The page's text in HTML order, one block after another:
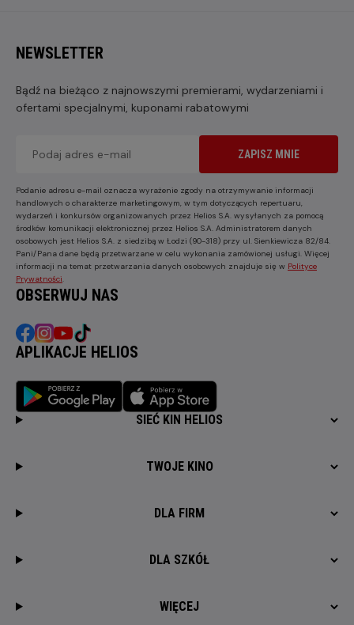
NEWSLETTER
Bądź na bieżąco z najnowszymi premierami, wydarzeniami i
ofertami specjalnymi, kuponami rabatowymi
ZAPISZ MNIE
Podanie adresu e-mail oznacza wyrażenie zgody na otrzymywanie informacji
handlowych o charakterze marketingowym, w tym dotyczących repertuaru,
wydarzeń i konkursów organizowanych przez Helios S.A. wysyłanych za pomocą
środków komunikacji elektronicznej przez Helios S.A. Administratorem danych
osobowych jest Helios S.A. z siedzibą w Łodzi (90-318) przy ul. Sienkiewicza 82/84.
Pani/Pana dane będą przetwarzane w celu wykonania zamówionej usługi. Więcej
informacji na temat przetwarzania danych osobowych znajduje się w Polityce
Prywatności.
OBSERWUJ NAS
APLIKACJE HELIOS
SIEĆ KIN HELIOS
TWOJE KINO
DLA FIRM
DLA SZKÓŁ
WIĘCEJ